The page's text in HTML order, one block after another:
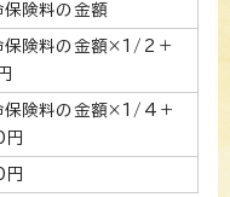
保険料の金額
保険料の金額×1/2＋
保険料の金額×1/4＋